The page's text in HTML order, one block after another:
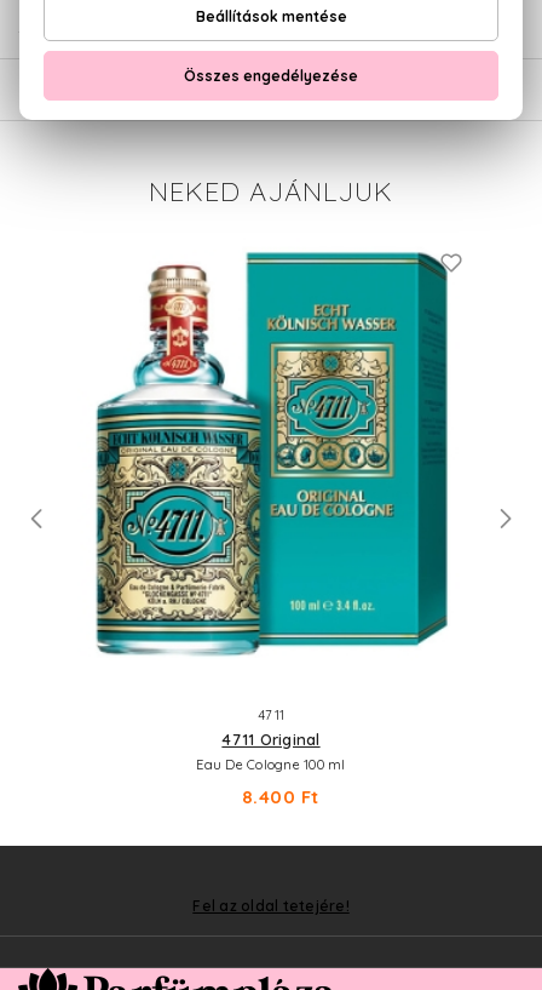
NEKED AJÁNLJUK
4711
4711 Original
Eau De Cologne 100 ml
8.400 Ft
Fel az oldal tetejére!